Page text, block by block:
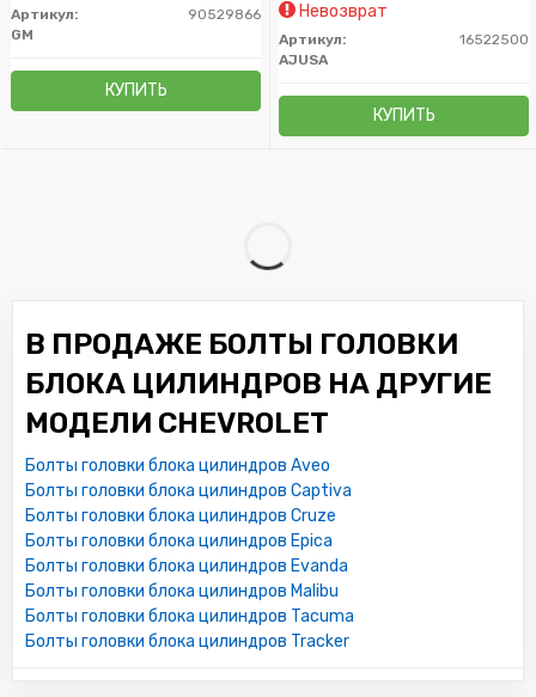
Артикул:
90529866
GM
КУПИТЬ
Невозврат
Артикул:
16522500
AJUSA
КУПИТЬ
В ПРОДАЖЕ БОЛТЫ ГОЛОВКИ
БЛОКА ЦИЛИНДРОВ НА ДРУГИЕ
МОДЕЛИ CHEVROLET
Болты головки блока цилиндров Aveo
Болты головки блока цилиндров Captiva
Болты головки блока цилиндров Cruze
Болты головки блока цилиндров Epica
Болты головки блока цилиндров Evanda
Болты головки блока цилиндров Malibu
Болты головки блока цилиндров Tacuma
Болты головки блока цилиндров Tracker